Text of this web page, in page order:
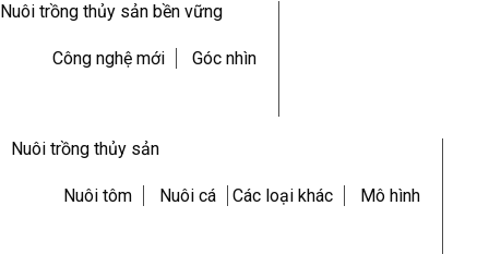
Nuôi trồng thủy sản bền vững
Công nghệ mới Góc nhìn
Nuôi trồng thủy sản
Nuôi tôm Nuôi cá Các loại khác Mô hình